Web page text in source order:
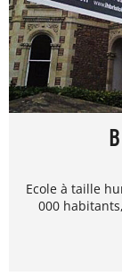
Ecole à taille
000